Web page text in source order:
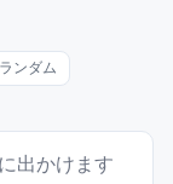
ランダム